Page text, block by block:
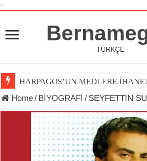
TÜRKÇE
HARPAGOS’UN MEDLERE
Home/ BİYOGRAFİ / SEYFETTİN